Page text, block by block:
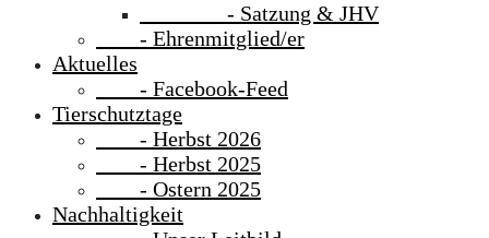
- Satzung & JHV
- Ehrenmitglied/er
Aktuelles
- Facebook-Feed
Tierschutztage
- Herbst 2026
- Herbst 2025
- Ostern 2025
Nachhaltigkeit